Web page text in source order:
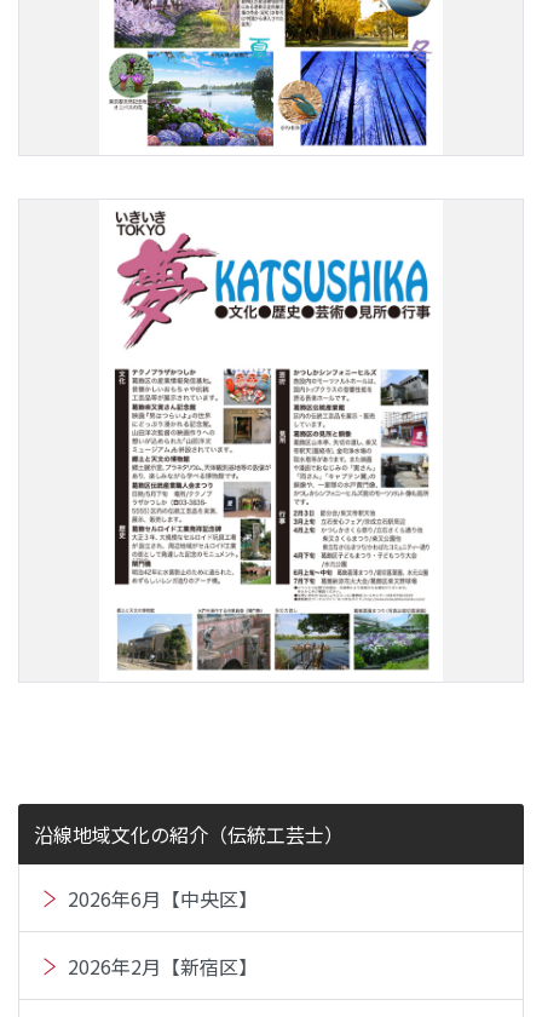
沿線地域文化の紹介（伝統工芸士）
2026年6月【中央区】
2026年2月【新宿区】